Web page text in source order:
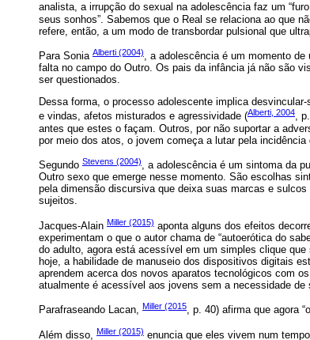
analista, a irrupção do sexual na adolescência faz um “furo
seus sonhos”. Sabemos que o Real se relaciona ao que
refere, então, a um modo de transbordar pulsional que
Para Sonia Alberti (2004), a adolescência é um momento
falta no campo do Outro. Os pais da infância já não são
ser questionados.
Dessa forma, o processo adolescente implica
e vindas, afetos misturados e agressividade (Alberti, 2004,
antes que estes o façam. Outros, por não suportar a
por meio dos atos, o jovem começa a lutar pela incidência
Segundo Stevens (2004), a adolescência é um sintoma da
Outro sexo que emerge nesse momento. São escolhas
pela dimensão discursiva que deixa suas marcas e
sujeitos.
Jacques-Alain Miller (2015) aponta alguns dos efeitos
experimentam o que o autor chama de “autoerótica do
do adulto, agora está acessível em um simples clique
hoje, a habilidade de manuseio dos dispositivos digitais
aprendem acerca dos novos aparatos tecnológicos com
atualmente é acessível aos jovens sem a necessidade de
Parafraseando Lacan, Miller (2015, p. 40) afirma que agora
Além disso, Miller (2015) enuncia que eles vivem num